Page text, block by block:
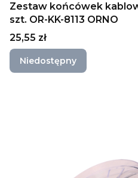
Zestaw końcówek
szt. OR-KK-8113 ORNO
Cena
25,55 zł
Niedostępny